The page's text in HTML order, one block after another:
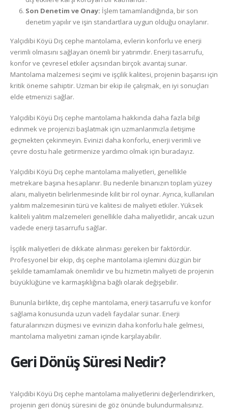
Son Denetim ve Onay: İşlem tamamlandığında, bir son
denetim yapılır ve işin standartlara uygun olduğu onaylanır.
Yalçıdibi Köyü Dış cephe mantolama, evlerin konforlu ve enerji
verimli olmasını sağlayan önemli bir yatırımdır. Enerji tasarrufu,
konfor ve çevresel etkiler açısından birçok avantaj sunar.
Mantolama malzemesi seçimi ve işçilik kalitesi, projenin başarısı için
kritik öneme sahiptir. Uzman bir ekip ile çalışmak, en iyi sonuçları
elde etmenizi sağlar.
Yalçıdibi Köyü Dış cephe mantolama hakkında daha fazla bilgi
edinmek ve projenizi başlatmak için uzmanlarımızla iletişime
geçmekten çekinmeyin. Evinizi daha konforlu, enerji verimli ve
çevre dostu hale getirmenize yardımcı olmak için buradayız.
Yalçıdibi Köyü Dış cephe mantolama maliyetleri, genellikle
metrekare başına hesaplanır. Bu nedenle binanızın toplam yüzey
alanı, maliyetin belirlenmesinde kilit bir rol oynar. Ayrıca, kullanılan
yalıtım malzemesinin türü ve kalitesi de maliyeti etkiler. Yüksek
kaliteli yalıtım malzemeleri genellikle daha maliyetlidir, ancak uzun
vadede enerji tasarrufu sağlar.
İşçilik maliyetleri de dikkate alınması gereken bir faktördür.
Profesyonel bir ekip, dış cephe mantolama işlemini düzgün bir
şekilde tamamlamak önemlidir ve bu hizmetin maliyeti de projenin
büyüklüğüne ve karmaşıklığına bağlı olarak değişebilir.
Bununla birlikte, dış cephe mantolama, enerji tasarrufu ve konfor
sağlama konusunda uzun vadeli faydalar sunar. Enerji
faturalarınızın düşmesi ve evinizin daha konforlu hale gelmesi,
mantolama maliyetini zaman içinde karşılayabilir.
Geri Dönüş Süresi Nedir?
Yalçıdibi Köyü Dış cephe mantolama maliyetlerini değerlendirirken,
projenin geri dönüş süresini de göz önünde bulundurmalısınız.